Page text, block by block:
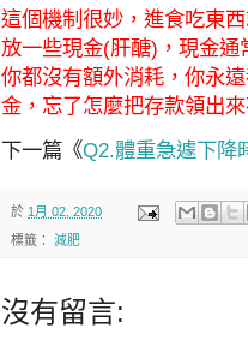
這個機制很妙，進食吃東
放一些現金(肝醣)，現金
你都沒有額外消耗，你永
金，忘了怎麼把存款領出來
下一篇《Q2.體重急遽下降
於 1月 02, 2020
標籤： 減肥
沒有留言: